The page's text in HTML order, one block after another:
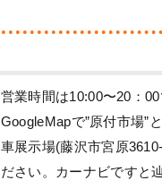
営業時間は10:00〜20：00
GoogleMapで”原付市場”
車展示場(藤沢市宮原
ださい。カーナビですと